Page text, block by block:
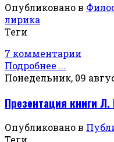
Опубликовано в
лирика
Теги
7 комментарии
Подробнее ...
Понедельник, 09
Презентация книги
Опубликовано в